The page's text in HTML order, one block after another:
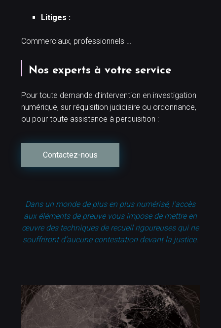
Litiges :
Commerciaux, professionnels …
Nos experts à votre service
Pour toute demande d’intervention en investigation
numérique, sur réquisition judiciaire ou ordonnance,
ou pour toute assistance à perquisition :
Contactez-nous
Dans un monde de plus en plus numérisé, l’accès
aux éléments de preuve vous impose de mettre en
œuvre des techniques de recueil rigoureuses qui ne
souffriront d’aucune contestation devant la justice.